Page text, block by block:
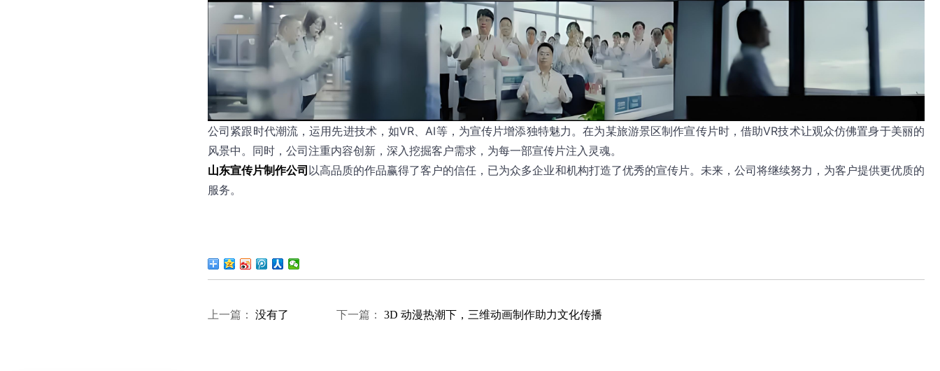
公司紧跟时代潮流，运用先进技术，如VR、AI等，为宣传片增添独特魅力。在为某旅游景区制作宣传片时，借助VR技术让观众仿佛置身于美丽的
风景中。同时，公司注重内容创新，深入挖掘客户需求，为每一部宣传片注入灵魂。
山东宣传片制作公司以高品质的作品赢得了客户的信任，已为众多企业和机构打造了优秀的宣传片。未来，公司将继续努力，为客户提供更优质的
服务。
上一篇： 没有了 下一篇： 3D 动漫热潮下，三维动画制作助力文化传播